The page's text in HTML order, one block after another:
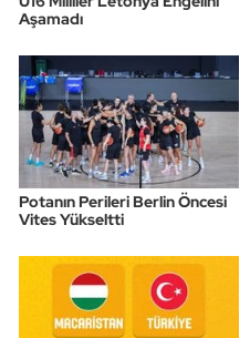
Aşamadı
Potanın Perileri Berlin Öncesi
Vites Yükseltti